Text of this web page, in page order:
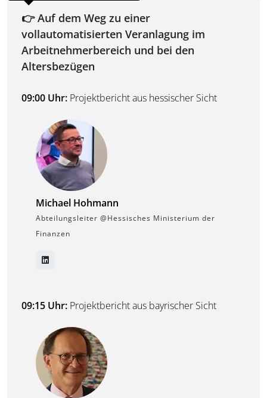
👉 Auf dem Weg zu einer
vollautomatisierten Veranlagung im
Arbeitnehmerbereich und bei den
Altersbezügen
09:00 Uhr: Projektbericht aus hessischer Sicht
Michael Hohmann
Abteilungsleiter @Hessisches Ministerium der
Finanzen
09:15 Uhr: Projektbericht aus bayrischer Sicht